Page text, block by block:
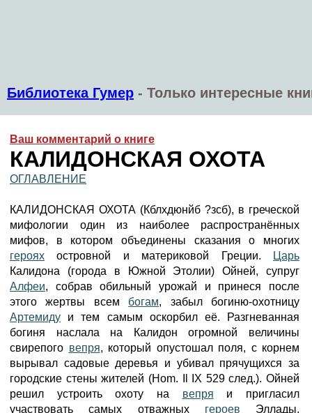
Библиотека Гумер - Только интересные
Ваш комментарий о книге
КАЛИДОНСКАЯ ОХОТА
ОГЛАВЛЕНИЕ
КАЛИДОНСКАЯ ОХОТА (Кблхдюнйб ?зсб), в греческой
мифологии один из наиболее распространённых
мифов, в котором объединены сказания о многих
героях островной и материковой Греции.
Царь
Калидона (города в Южной Этолии) Ойней, супруг
Алфеи, собрав обильный урожай и принеся после
этого жертвы всем богам, забыл богиню-охотницу
Артемиду и тем самым оскорбил её. Разгневанная
богиня наслала на Калидон огромной величины
свирепого вепря, который опустошал поля, с корнем
вырывал садовые деревья и убивал прячущихся за
городские стены жителей (Hom. Il IX 529 след.). Ойней
решил устроить охоту на вепря и пригласил
участвовать самых отважных героев Эллады,